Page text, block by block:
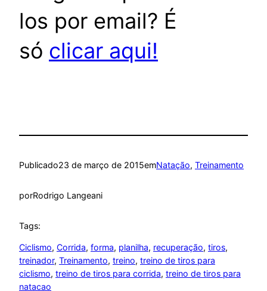
los por email? É
só clicar aqui!
Publicado23 de março de 2015emNatação, Treinamento
porRodrigo Langeani
Tags:
Ciclismo, Corrida, forma, planilha, recuperação, tiros
treinador, Treinamento, treino, treino de tiros para
ciclismo, treino de tiros para corrida, treino de tiros para
natacao